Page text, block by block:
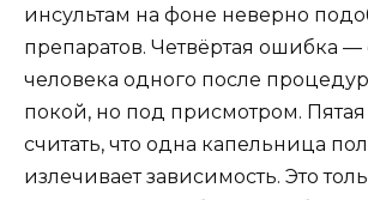
инсультам на фоне неверно
препаратов. Четвёртая ошибка —
человека одного после
покой, но под присмотром.
считать, что одна капельница
излечивает зависимость. Это